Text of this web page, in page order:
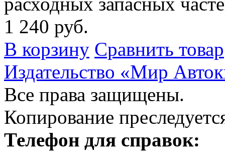
1 240 руб.
В корзину Сравнить товар
Издательство «Мир
Все права защищены.
Копирование
Телефон для справок: